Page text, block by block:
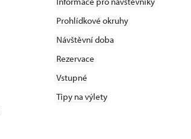
Prohlídkové okruhy
Návštěvní doba
Rezervace
Vstupné
Tipy na výlety